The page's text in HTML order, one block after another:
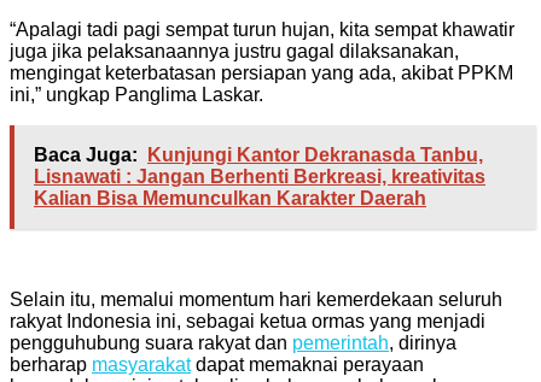
“Apalagi tadi pagi sempat turun hujan, kita sempat khawatir
juga jika pelaksanaannya justru gagal dilaksanakan,
mengingat keterbatasan persiapan yang ada, akibat PPKM
ini,” ungkap Panglima Laskar.
Baca Juga:
Kunjungi Kantor Dekranasda Tanbu,
Lisnawati : Jangan Berhenti Berkreasi, kreativitas
Kalian Bisa Memunculkan Karakter Daerah
Selain itu, memalui momentum hari kemerdekaan seluruh
rakyat Indonesia ini, sebagai ketua ormas yang menjadi
pengguhubung suara rakyat dan pemerintah, dirinya
berharap masyarakatdapat memaknai perayaan